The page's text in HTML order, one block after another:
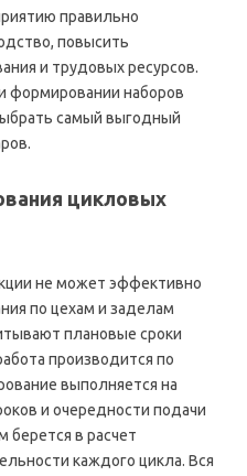
правильно
повысить
и трудовых ресурсов.
формировании наборов
самый выгодный
цикловых
не может эффективно
по цехам и заделам
плановые сроки
производится по
выполняется на
и очередности подачи
берется в расчет
каждого цикла. Вся